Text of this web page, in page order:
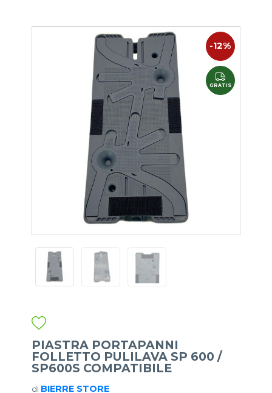
-12%
GRATIS
PIASTRA PORTAPANNI
FOLLETTO PULILAVA SP 600 /
SP600S COMPATIBILE
di BIERRE STORE